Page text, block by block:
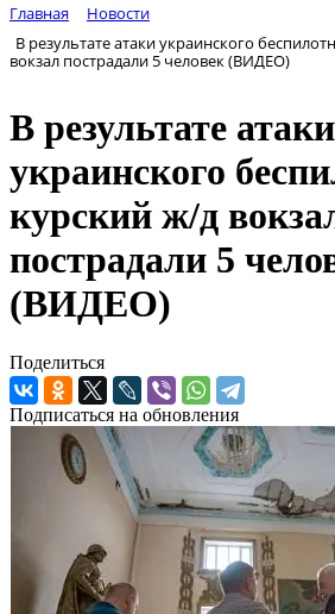
Главная
Новости
В результате атаки украинского
вокзал пострадали 5 человек (ВИДЕО)
В результате атаки
украинского
курский ж/д
пострадали 5
(ВИДЕО)
Поделиться
Подписаться на обновления